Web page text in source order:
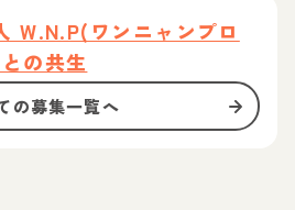
W.N.P(ワンニャンプロ
の共生
の募集一覧へ